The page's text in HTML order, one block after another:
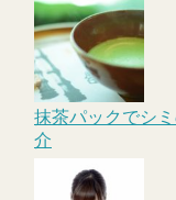
抹茶パックでシ
介